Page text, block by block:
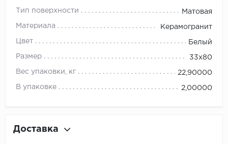
Тип поверхности Матовая
Материала Керамогранит
Цвет Белый
Размер 33x80
Вес упаковки, кг 22,90000
В упаковке 2,00000
Доставка